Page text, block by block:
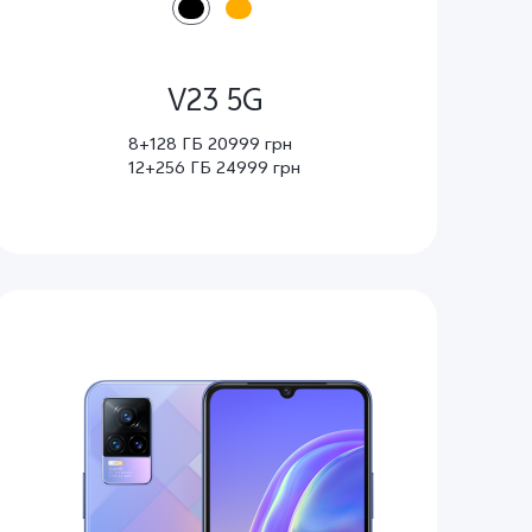
V23 5G
8+128 ГБ 20999 грн
12+256 ГБ 24999 грн